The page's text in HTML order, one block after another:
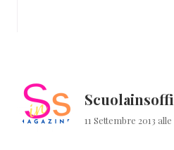
11 Settembre 2013 alle